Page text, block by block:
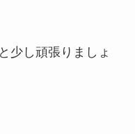
少し頑張りましょ